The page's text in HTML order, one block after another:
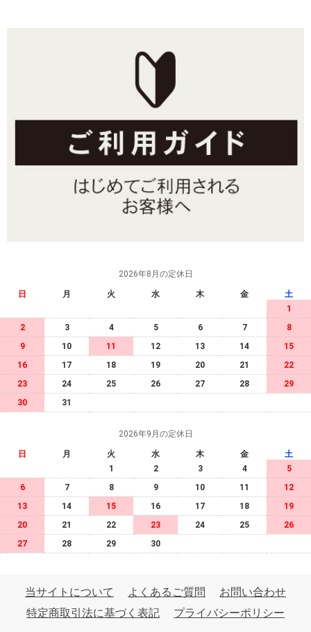
2026年8月の定休日
日 月 火 水 木 金
土
1
2
3 4 5 6 7
8
9
10 11 12 13 14
15
16
17 18 19 20 21
22
23
24 25 26 27 28
29
30
31
2026年9月の定休日
日 月 火 水 木 金
土
1
2 3 4
5
6
7 8 9 10 11
12
13
14 15 16 17 18
19
20
21 22 23 24 25
26
27
28 29 30
当サイトについて よくあるご質問
お問い合わせ
特定商取引法に基づく表記
プライバシーポリシー